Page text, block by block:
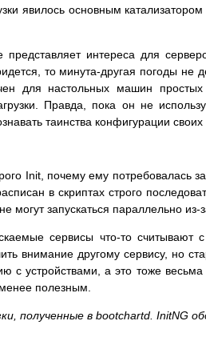
явилось основным
представляет интереса для
то минута-другая погоды не
для настольных машин
Правда, пока он не
таинства конфигурации своих
Init, почему ему потребовалась
в скриптах строго
могут запускаться параллельно из-
сервисы что-то считывают
внимание другому сервису, но
с устройствами, а это тоже
полезным.
полученные в bootchartd. InitNG